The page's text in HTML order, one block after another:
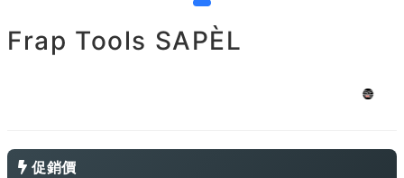
Frap Tools SAPÈL
促銷價